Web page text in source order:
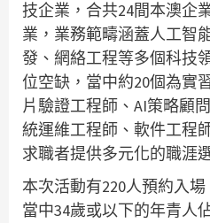
技企業，合共24間本澳企
業，業務範疇涵蓋人工智
發、網絡工程等多個科技
位空缺，當中約20個為實
片驗證工程師、AI策略顧
統運維工程師、軟件工程
求職者提供多元化的職涯
本次活動有220人預約入場
當中34歲或以下的年青人